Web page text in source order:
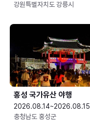
강원특별자치도 강릉시
홍성 국가유산 야행
2026.08.14~2026.08.15
충청남도 홍성군